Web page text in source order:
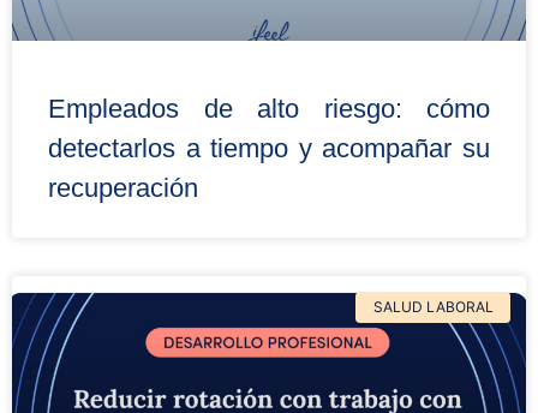
Empleados de alto riesgo: cómo
detectarlos a tiempo y acompañar su
recuperación
SALUD LABORAL